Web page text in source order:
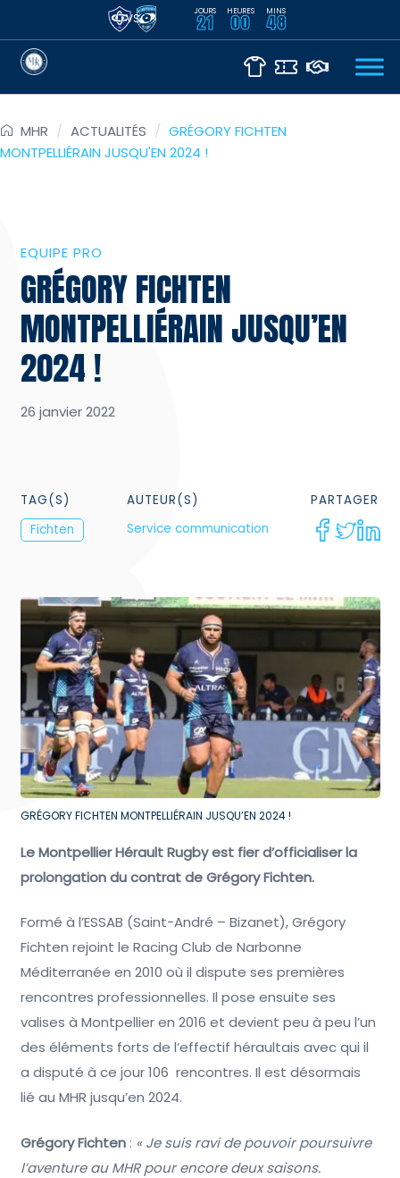
VS JOURS
21 HEURES
00 MINS
48
MHR / ACTUALITÉS / GRÉGORY FICHTEN
MONTPELLIÉRAIN JUSQU'EN 2024 !
EQUIPE PRO
GRÉGORY FICHTEN
MONTPELLIÉRAIN JUSQU’EN
2024 !
26 janvier 2022
TAG(S)
Fichten
AUTEUR(S)
Service communication
PARTAGER
GRÉGORY FICHTEN MONTPELLIÉRAIN JUSQU’EN 2024 !
Le Montpellier Hérault Rugby est fier d’officialiser la
prolongation du contrat de Grégory Fichten.
Formé à l’ESSAB (Saint-André – Bizanet), Grégory
Fichten rejoint le Racing Club de Narbonne
Méditerranée en 2010 où il dispute ses premières
rencontres professionnelles. Il pose ensuite ses
valises à Montpellier en 2016 et devient peu à peu l’un
des éléments forts de l’effectif héraultais avec qui il
a disputé à ce jour 106 rencontres. Il est désormais
lié au MHR jusqu’en 2024.
Grégory Fichten: « Je suis ravi de pouvoir poursuivre
l’aventure au MHR pour encore deux saisons.